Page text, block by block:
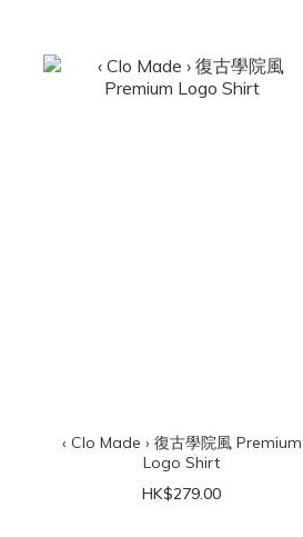
‹ Clo Made › 復古學院風 Premium
Logo Shirt
HK$279.00